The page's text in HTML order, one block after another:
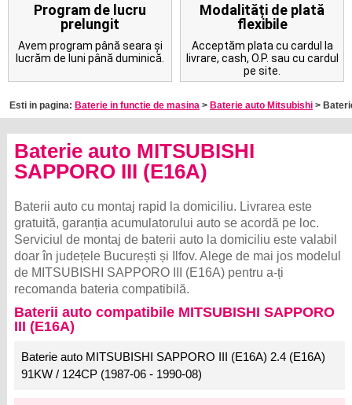
Program de lucru
prelungit
Avem program până seara și
lucrăm de luni până duminică.
Modalități de plată
flexibile
Acceptăm plata cu cardul la
livrare, cash, O.P. sau cu cardul
pe site.
Esti in pagina: Baterie in functie de masina > Baterie auto Mitsubishi >
Baterie auto MITSUBISHI
SAPPORO III (E16A)
Baterii auto cu montaj rapid la domiciliu. Livrarea este
gratuită, garanția acumulatorului auto se acordă pe loc.
Serviciul de montaj de baterii auto la domiciliu este valabil
doar în județele București și Ilfov. Alege de mai jos modelul
de MITSUBISHI SAPPORO III (E16A) pentru a-ți
recomanda bateria compatibilă.
Baterii auto compatibile MITSUBISHI SAPPORO
III (E16A)
Baterie auto MITSUBISHI SAPPORO III (E16A) 2.4 (E16A)
91KW / 124CP (1987-06 - 1990-08)